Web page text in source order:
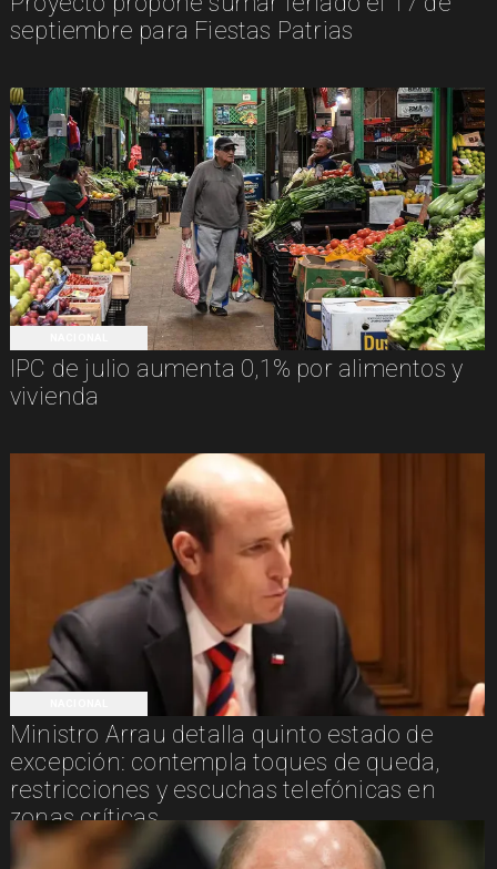
septiembre para Fiestas Patrias
IPC de julio aumenta 0,1% por alimentos y
vivienda
Ministro Arrau detalla quinto estado de
excepción: contempla toques de queda,
restricciones y escuchas telefónicas en
zonas críticas